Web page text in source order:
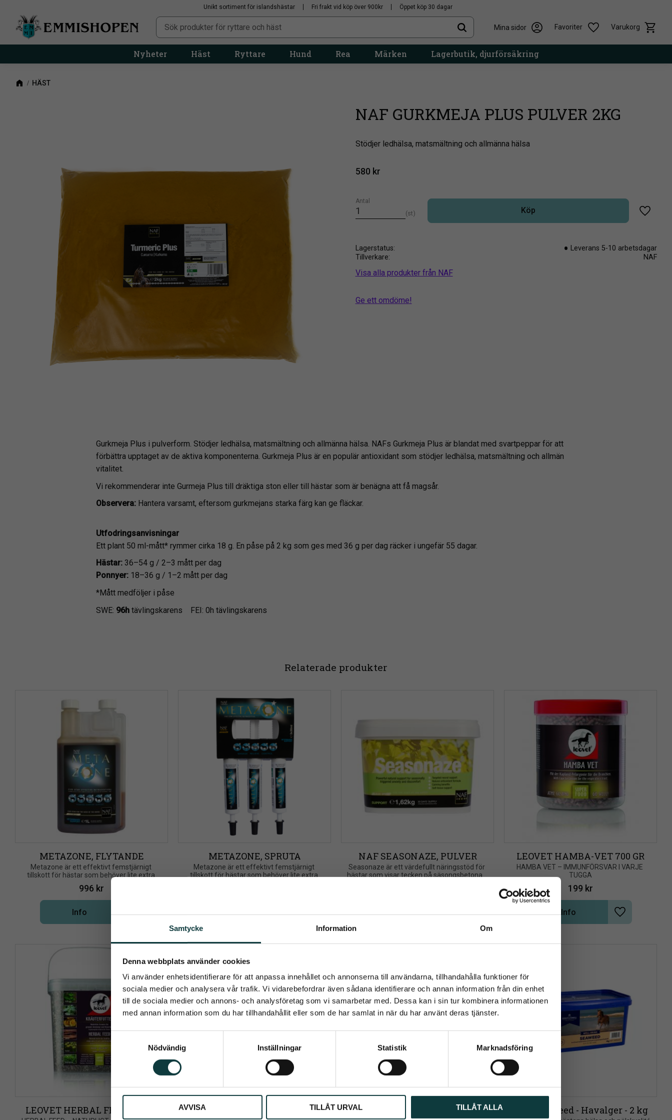
Samtycke Information Om
Denna webbplats använder cookies
Vi använder enhetsidentifierare för att anpassa innehållet och annonserna till användarna, tillhandahålla funktioner för
sociala medier och analysera vår trafik. Vi vidarebefordrar även sådana identifierare och annan information från din enhet
till de sociala medier och annons- och analysföretag som vi samarbetar med. Dessa kan i sin tur kombinera informationen
med annan information som du har tillhandahållit eller som de har samlat in när du har använt deras tjänster.
m
t
k
Nödvändig Inställningar Statistik Marknadsföring
AVVISA TILLÅT URVAL TILLÅT ALLA
Unikt sortiment för islandshästar Fri frakt vid köp över 900kr Öppet köp 30 dagar
Mina sidor Favoriter Varukorg
Önskelista
Nyheter Häst Ryttare Hund Rea Märken Lagerbutik, djurförsäkring
HÄST
NAF GURKMEJA PLUS PULVER 2KG
Stödjer ledhälsa, matsmältning och allmänna hälsa
580 kr
Antal
st Köp
Lägg
Lagerstatus
Leverans 5-10 arbetsdagar
Tillverkare
NAF
Visa alla produkter från NAF
Ge ett omdöme!
Gurkmeja Plus i pulverform. Stödjer ledhälsa, matsmältning och allmänna hälsa. NAFs Gurkmeja Plus är blandat med svartpeppar för att
förbättra upptaget av de aktiva komponenterna. Gurkmeja Plus är en populär antioxidant som stödjer ledhälsa, matsmältning och allmän
vitalitet.
Vi rekommenderar inte Gurmeja Plus till dräktiga ston eller till hästar som är benägna att få magsår.
Observera: Hantera varsamt, eftersom gurkmejans starka färg kan ge fläckar.
Utfodringsanvisningar
Ett plant 50 ml-mått* rymmer cirka 18 g. En påse på 2 kg som ges med 36 g per dag räcker i ungefär 55 dagar.
Hästar: 36–54 g / 2–3 mått per dag
Ponnyer: 18–36 g / 1–2 mått per dag
*Mått medföljer i påse
SWE: 96h tävlingskarens FEI: 0h tävlingskarens
Relaterade produkter
METAZONE, FLYTANDE
Metazone är ett effektivt femstjärnigt
tillskott för hästar som behöver lite extra
stöd
996 kr
Lägg till i önskelista
Info
METAZONE, SPRUTA
Metazone är ett effektivt femstjärnigt
tillskott för hästar som behöver lite extra
Lägg till i önskelista
Info
NAF SEASONAZE, PULVER
Seasonaze är ett värdefullt näringsstöd för
hästar som visar tecken på säsongsbetonad
Lägg till i önskelista
Info
LEOVET HAMBA-VET 700 GR
HAMBA VET – IMMUNFÖRSVAR I VARJE
TUGGA
199 kr
Lägg till i
Info
LEOVET HERBAL FEED 800 GR LEOVET BIOTIN PLUS 3 1000 ML
LEOVET RESPIRATORY SYRUP
D&H Seaweed - Havalger - 2 kg
close
Prenumerera på Emmishopens nyhetsbrev
Det allra senaste direkt i din inkorg
Prenumerera
Dina personuppgifter behandlas i enlighet med vår